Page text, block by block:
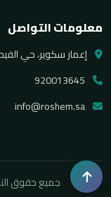
معلومات التواصل
إعمار سكوير، حي
جميع حقوق